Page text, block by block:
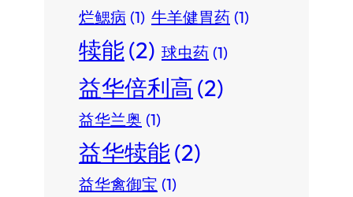
烂鳃病 (1) 牛羊健胃药 (1)
犊能(2) 球虫药 (1)
益华倍利高(2)
益华兰奥 (1)
益华犊能(2)
益华禽御宝 (1)